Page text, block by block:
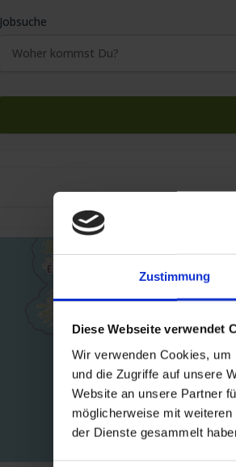
Zustimmung
Diese Webseite verwendet
Wir verwenden Cookies,
und die Zugriffe auf unsere
Website an unsere Partner
möglicherweise mit
der Dienste gesammelt
Jobsuche